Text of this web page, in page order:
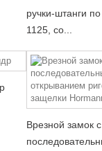
ручки-штанги
1125, со...
Врезной замок с